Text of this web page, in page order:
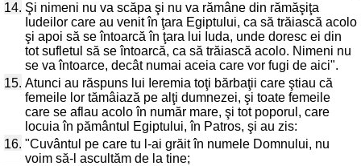
14. Şi nimeni nu va scăpa şi nu va rămâne din rămăşiţa
Iudeilor care au venit în ţara Egiptului, ca să trăiască acolo
şi apoi să se întoarcă în ţara lui Iuda, unde doresc ei din
tot sufletul să se întoarcă, ca să trăiască acolo. Nimeni nu
se va întoarce, decât numai aceia care vor fugi de aici".
15. Atunci au răspuns lui Ieremia toţi bărbaţii care ştiau că
femeile lor tămâiază pe alţi dumnezei, şi toate femeile
care se aflau acolo în număr mare, şi tot poporul, care
locuia în pământul Egiptului, în Patros, şi au zis:
16. "Cuvântul pe care tu l-ai grăit în numele Domnului, nu
voim să-l ascultăm de la tine;